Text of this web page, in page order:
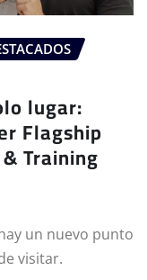
lugar:
Flagship
Training
un nuevo punto
visitar.